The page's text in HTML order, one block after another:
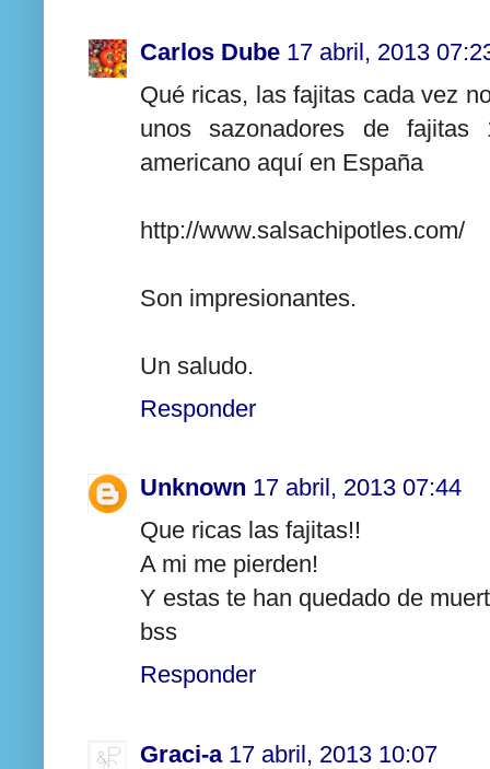
Carlos Dube 17 abril, 2013
Qué ricas, las fajitas cada vez
unos sazonadores de
americano aquí en España
http://www.salsachipotles.com/
Son impresionantes.
Un saludo.
Responder
Unknown 17 abril, 2013 07:44
Que ricas las fajitas!!
A mi me pierden!
Y estas te han quedado de
bss
Responder
Graci-a 17 abril, 2013 10:07